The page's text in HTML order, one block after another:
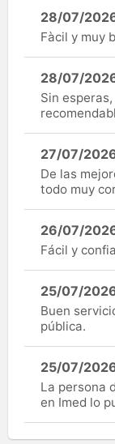
28/07/
Fàcil y muy
28/07/
Sin
27/07/
De las
todo muy
26/07/
Fácil y
25/07/
Buen
pública.
25/07/
La persona
en Imed lo